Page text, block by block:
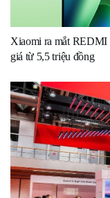
Xiaomi ra mắt REDMI
giá từ 5,5 triệu đồng